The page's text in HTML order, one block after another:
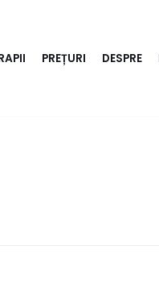
PREȚURI DESPRE